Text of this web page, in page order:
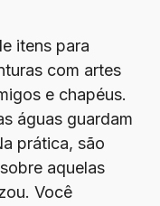
itens para
com artes
e chapéus.
águas guardam
prática, são
aquelas
Você